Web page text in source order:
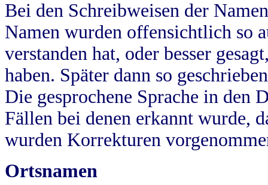
Bei den Schreibweisen der
Namen wurden offensichtlich so
verstanden hat, oder besser
haben. Später dann so
Die gesprochene Sprache in
Fällen bei denen erkannt wurde,
wurden Korrekturen
Ortsnamen